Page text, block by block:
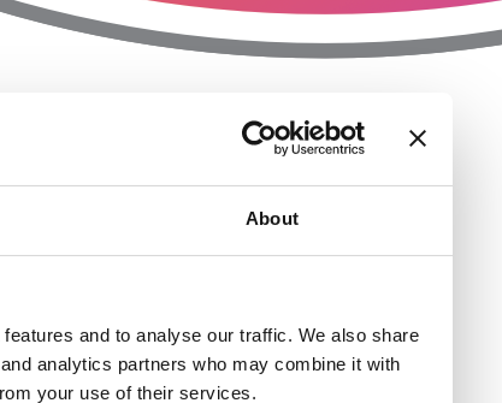
About
and to analyse our traffic. We also share
analytics partners who may combine it with
your use of their services.